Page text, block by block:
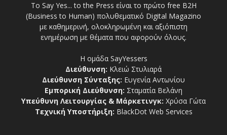
Το Say Yes... to the Press είναι το πρώτο free Β2Η
(Business to Human) πολυθεματικό Digital Magazino
με καθημερινή, ολοκληρωμένη και αξιόπιστη
ενημέρωση με θέματα που αφορούν όλους.
Η ομάδα SayYessers
Διεύθυνση: Κλειώ Στυλιαρά
Διεύθυνση Σύνταξης: Ευγενία Αντωνίου
Εμπορική Διεύθυνση: Σταματία Βελάνη
Υπεύθυνη Λειτουργίας & Μάρκετινγκ: Χρύσα Γώτα
Τεχνική Υποστήριξη: BlackDot Web Services